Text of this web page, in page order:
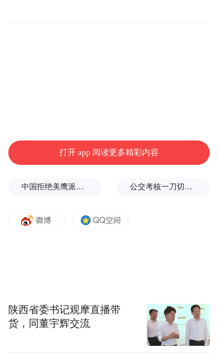
打开 app 阅读更多精彩内容
中国拒绝美鹰派副防长访华？弦外之音被热议 公交考核一刀切司机不敢开空调：别把压力转嫁一线员工
陕西省委书记观摩直播带
货，同董宇辉交流